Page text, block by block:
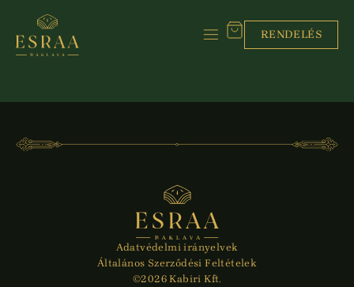
RENDELÉS
Adatvédelmi irányelvek
Általános Szerződési Feltételek
©2026 Kabiri Kft.